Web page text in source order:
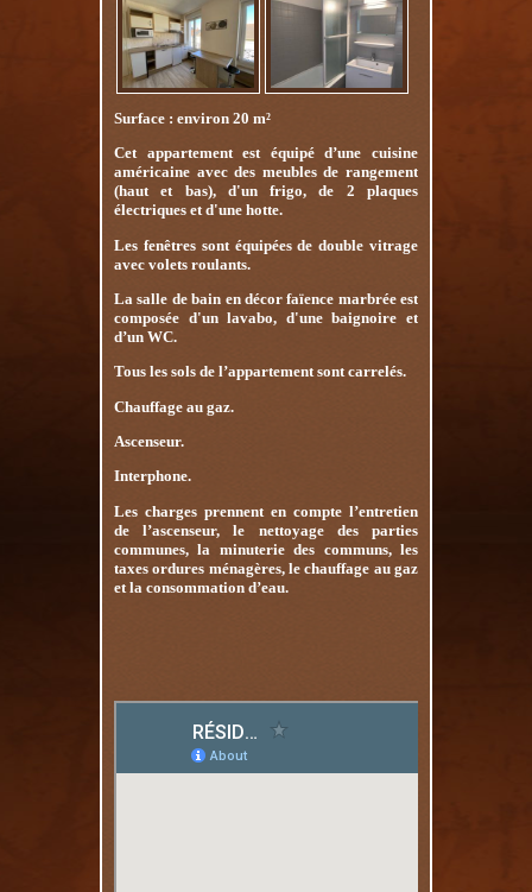
Surface : environ 20 m²
Cet appartement est équipé d’une cuisine
américaine avec des meubles de rangement
(haut et bas), d'un frigo, de 2 plaques
électriques et d'une hotte.
Les fenêtres sont équipées de double vitrage
avec volets roulants.
La salle de bain en décor faïence marbrée est
composée d'un lavabo, d'une baignoire et
d’un WC.
Tous les sols de l’appartement sont carrelés.
Chauffage au gaz.
Ascenseur.
Interphone.
Les charges prennent en compte l’entretien
de l’ascenseur, le nettoyage des parties
communes, la minuterie des communs, les
taxes ordures ménagères, le chauffage au gaz
et la consommation d’eau.